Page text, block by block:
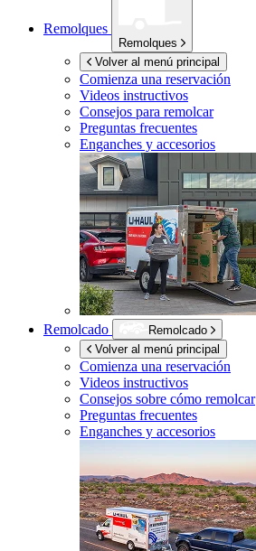
Remolques
Remolques
Volver al menú principal
Comienza una reservación
Videos instructivos
Consejos para remolcar
Preguntas frecuentes
Enganches y accesorios
Remolcado
Remolcado
Volver al menú principal
Comienza una reservación
Videos instructivos
Consejos sobre cómo remolcar
Preguntas frecuentes
Enganches y accesorios